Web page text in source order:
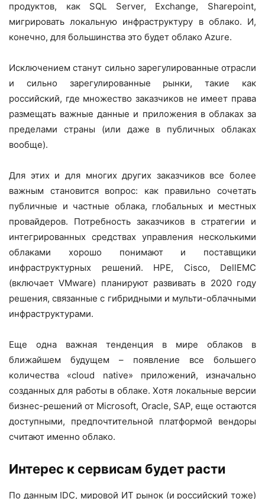
продуктов, как SQL Server, Exchange, Sharepoint,
мигрировать локальную инфраструктуру в облако. И,
конечно, для большинства это будет облако Azure.
Исключением станут сильно зарегулированные отрасли
и сильно зарегулированные рынки, такие как
российский, где множество заказчиков не имеет права
размещать важные данные и приложения в облаках за
пределами страны (или даже в публичных облаках
вообще).
Для этих и для многих других заказчиков все более
важным становится вопрос: как правильно сочетать
публичные и частные облака, глобальных и местных
провайдеров. Потребность заказчиков в стратегии и
интегрированных средствах управления несколькими
облаками хорошо понимают и поставщики
инфраструктурных решений. HPE, Cisco, DellEMC
(включает VMware) планируют развивать в 2020 году
решения, связанные с гибридными и мульти-облачными
инфраструктурами.
Еще одна важная тенденция в мире облаков в
ближайшем будущем – появление все большего
количества «cloud native» приложений, изначально
созданных для работы в облаке. Хотя локальные версии
бизнес-решений от Microsoft, Oracle, SAP, еще остаются
доступными, предпочтительной платформой вендоры
считают именно облако.
Интерес к сервисам будет расти
По данным IDC, мировой ИТ рынок (и российский тоже)